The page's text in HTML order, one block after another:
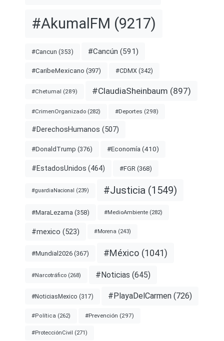
#AkumalFM (9217)
#Cancun (353) #Cancún (591)
#CaribeMexicano (397) #CDMX (342)
#Chetumal (289) #ClaudiaSheinbaum (897)
#CrimenOrganizado (282) #Deportes (298)
#DerechosHumanos (507)
#DonaldTrump (376) #Economía (410)
#EstadosUnidos (464) #FGR (368)
#guardiaNacional (239) #Justicia (1549)
#MaraLezama (358) #MedioAmbiente (282)
#mexico (523) #Morena (243)
#Mundial2026 (367) #México (1041)
#Narcotráfico (268) #Noticias (645)
#NoticiasMexico (317) #PlayaDelCarmen (726)
#Política (262) #Prevención (297)
#ProtecciónCivil (271)